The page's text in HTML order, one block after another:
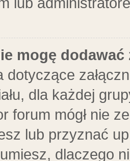
mogę dodawać
dotyczące
dla każdej
forum mógł nie
lub przyznać
dlaczego